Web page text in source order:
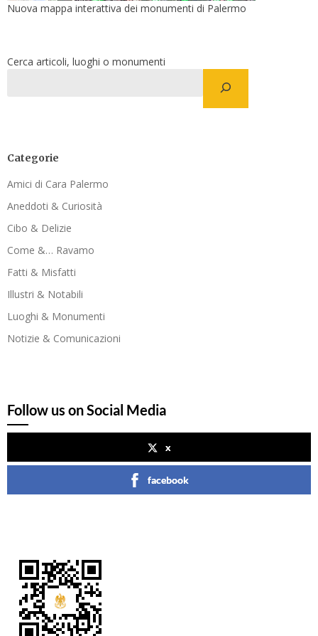
Nuova mappa interattiva dei monumenti di Palermo
Cerca articoli, luoghi o monumenti
Categorie
Amici di Cara Palermo
Aneddoti & Curiosità
Cibo & Delizie
Come &… Ravamo
Fatti & Misfatti
Illustri & Notabili
Luoghi & Monumenti
Notizie & Comunicazioni
Follow us on Social Media
x
facebook